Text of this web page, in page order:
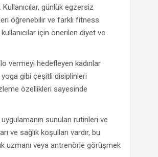
günlük egzersiz
öğrenebilir ve farklı fitness
için önerilen diyet ve
vermeyi hedefleyen kadınlar
yoga gibi çeşitli disiplinleri
özellikleri sayesinde
sunulan rutinleri ve
ve sağlık koşulları vardır, bu
uzmanı veya antrenörle görüşmek